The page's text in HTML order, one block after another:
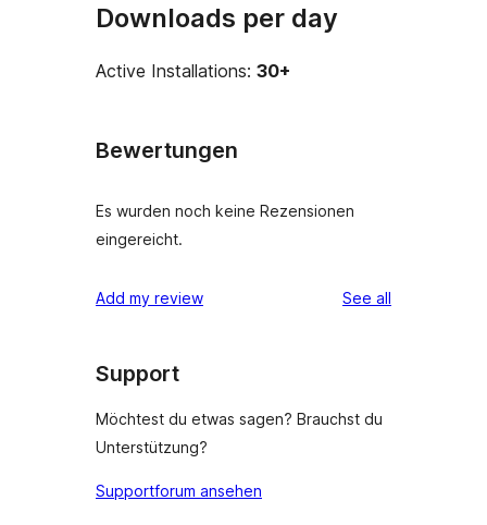
Downloads per day
Active Installations: 30+
Bewertungen
Es wurden noch keine Rezensionen
eingereicht.
Add my review See all
Support
Möchtest du etwas sagen? Brauchst du
Unterstützung?
Supportforum ansehen